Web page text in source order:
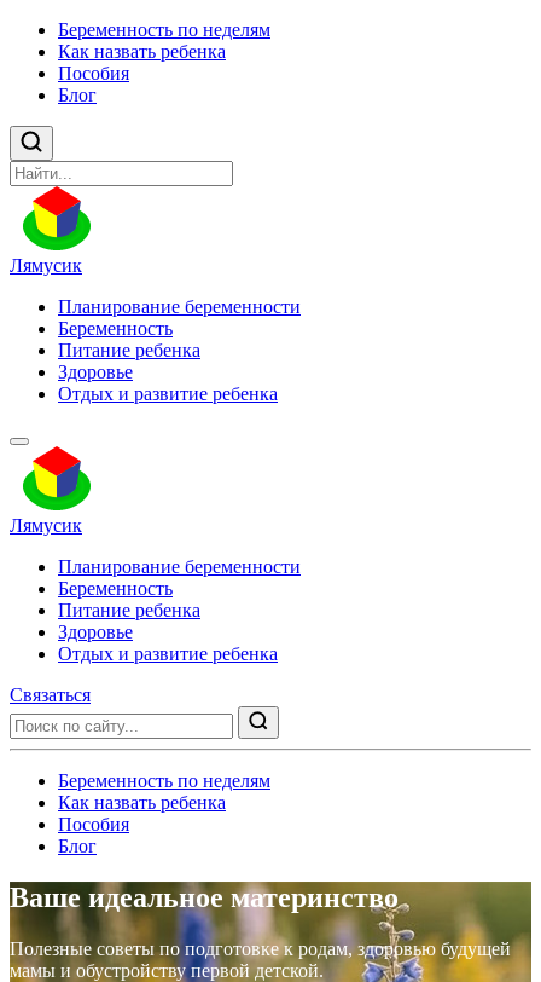
Беременность по неделям
Как назвать ребенка
Пособия
Блог
Лямусик
Планирование беременности
Беременность
Питание ребенка
Здоровье
Отдых и развитие ребенка
Лямусик
Планирование беременности
Беременность
Питание ребенка
Здоровье
Отдых и развитие ребенка
Связаться
Беременность по неделям
Как назвать ребенка
Пособия
Блог
Ваше идеальное материнство
Полезные советы по подготовке к родам, здоровью будущей
мамы и обустройству первой детской.